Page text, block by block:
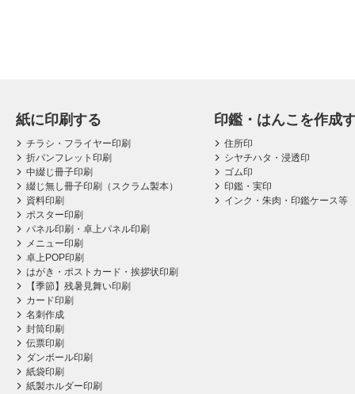
紙に印刷する
チラシ・フライヤー印刷
折パンフレット印刷
中綴じ冊子印刷
綴じ無し冊子印刷（スクラム製本）
資料印刷
ポスター印刷
パネル印刷・卓上パネル印刷
メニュー印刷
卓上POP印刷
はがき・ポストカード・挨拶状印刷
【季節】残暑見舞い印刷
カード印刷
名刺作成
封筒印刷
伝票印刷
ダンボール印刷
紙袋印刷
紙製ホルダー印刷
印鑑・はんこを作成
住所印
シヤチハタ・浸透印
ゴム印
印鑑・実印
インク・朱肉・印鑑ケース等